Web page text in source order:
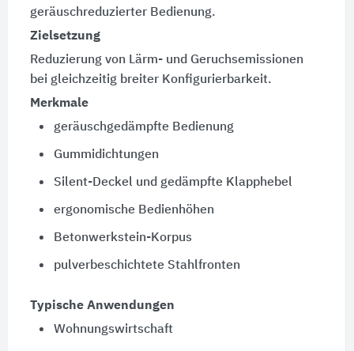
geräuschreduzierter Bedienung.
Zielsetzung
Reduzierung von Lärm- und Geruchsemissionen
bei gleichzeitig breiter Konfigurierbarkeit.
Merkmale
geräuschgedämpfte Bedienung
Gummidichtungen
Silent-Deckel und gedämpfte Klapphebel
ergonomische Bedienhöhen
Betonwerkstein-Korpus
pulverbeschichtete Stahlfronten
Typische Anwendungen
Wohnungswirtschaft